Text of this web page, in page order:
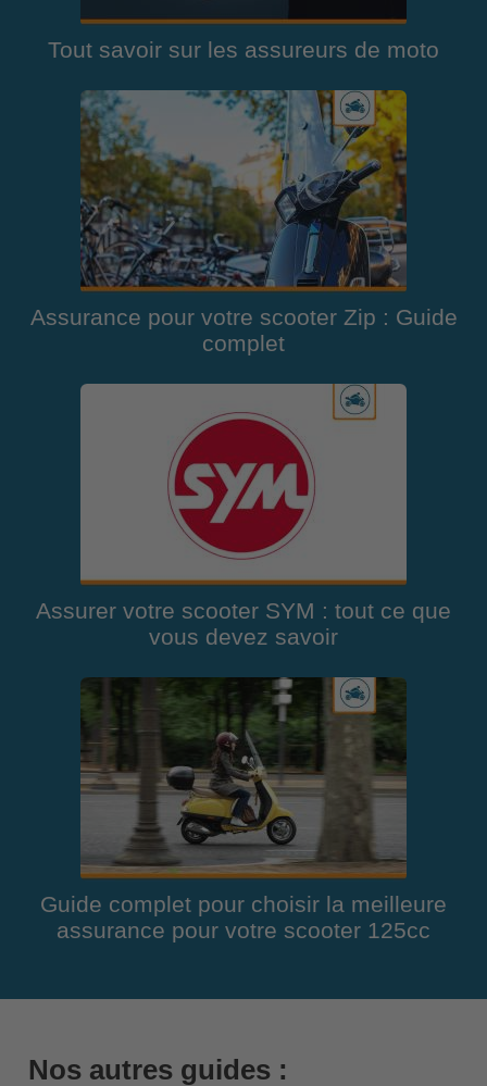
Tout savoir sur les assureurs de moto
Assurance pour votre scooter Zip : Guide
complet
Assurer votre scooter SYM : tout ce que
vous devez savoir
Guide complet pour choisir la meilleure
assurance pour votre scooter 125cc
Nos autres guides :